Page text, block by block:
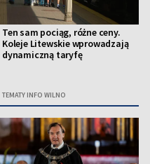
Ten sam pociąg, różne ceny.
Koleje Litewskie wprowadzają
dynamiczną taryfę
TEMATY INFO WILNO